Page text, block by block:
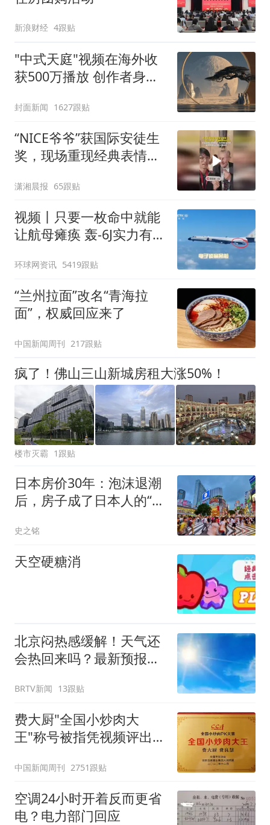
新浪财经 4跟贴
"中式天庭"视频在海外收
获500万播放 创作者身份
封面新闻 1627跟贴
“NICE爷爷”获国际安徒生
奖，现场重现经典表情
潇湘晨报 65跟贴
视频丨只要一枚命中就能
让航母瘫痪 轰-6J实力有多
环球网资讯 5419跟贴
“兰州拉面”改名“青海拉
面”，权威回应来了
中国新闻周刊 217跟贴
疯了！佛山三山新城房租大涨50%！
楼市灭霸 1跟贴
日本房价30年：泡沫退潮
后，房子成了日本人的“集
史之铭
天空硬糖消
北京闷热感缓解！天气还
会热回来吗？最新预报
BRTV新闻 13跟贴
费大厨"全国小炒肉大
王"称号被指凭视频评出
中国新闻周刊 2751跟贴
空调24小时开着反而更省
电？电力部门回应